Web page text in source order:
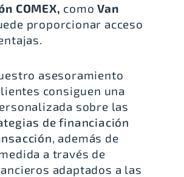
COMEX, comoVan
proporcionar acceso
asesoramiento
consiguen una
sobre las
de financiación
, además de
a través de
adaptados a las